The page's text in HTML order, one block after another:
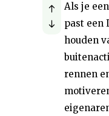
Als je
past een
houden
rennen